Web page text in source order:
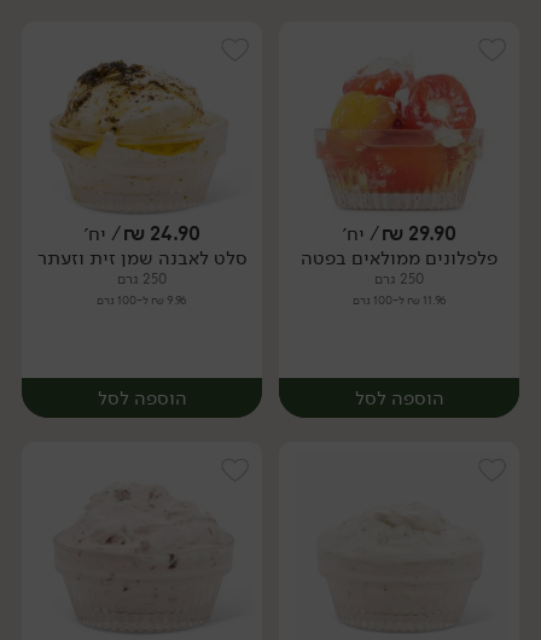
יח׳ יח׳
29.90
₪/ יח׳
פלפלונים ממולאים בפטה
250 גרם
11.96 ₪ ל-100 גרם
הוספה לסל
24.90
₪/ יח׳
סלט לאבנה שמן זית וזעתר
250 גרם
9.96 ₪ ל-100 גרם
הוספה לסל